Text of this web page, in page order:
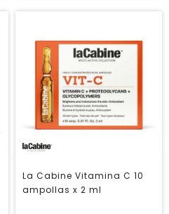
La Cabine Vitamina C 10
ampollas x 2 ml